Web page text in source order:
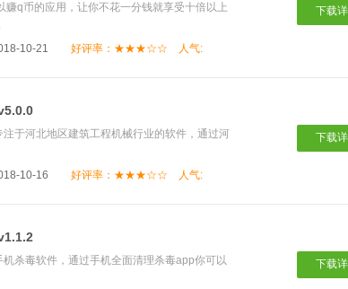
赚q币的应用，让你不花一分钱就享受十倍以上
下载
10-21 好评率：★★★☆☆ 人气:
于河北地区建筑工程机械行业的软件，通过河
下载
10-16 好评率：★★★☆☆ 人气:
杀毒软件，通过手机全面清理杀毒app你可以
下载